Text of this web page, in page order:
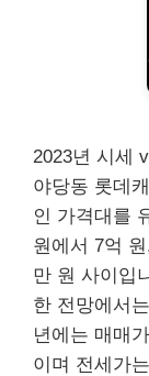
2023년 시세
야당동 롯데
인 가격대를
원에서 7억
만 원 사이입
한 전망에서
년에는 매매
이며 전세가